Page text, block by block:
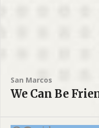
San Marcos
We Can Be